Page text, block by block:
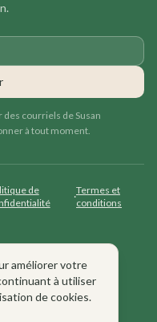
des courriels de Susan
à tout moment.
de
·
Termes et
conditions
améliorer votre
à utiliser
de cookies.